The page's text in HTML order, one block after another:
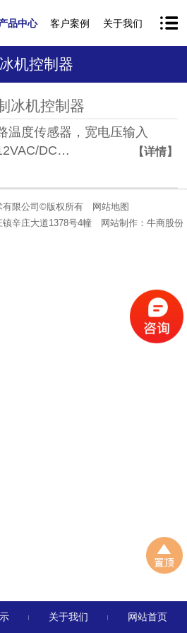
品中心 客户案例 关于我们
机控制器
冰机控制器
温度传感器，宽电压输入
DC…
【详情】
有限公司©版权所有
网站地图
辛庄大道1378号4幢
网站制作： 牛商股份
关于我们 网站首页